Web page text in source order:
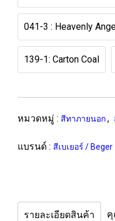
041-3 : Heavenly
139-1: Carton Coal
หมวดหมู่ : สีทาภายนอก,
แบรนด์ : สีเบเยอร์ / Beger
รายละเอียดสินค้า